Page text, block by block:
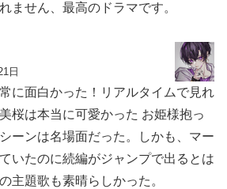
ません、最高のドラマです。
日
に面白かった！リアルタイムで見れ
桜は本当に可愛かった お姫様抱っ
ーンは名場面だった。しかも、マー
いたのに続編がジャンプで出るとは
主題歌も素晴らしかった。